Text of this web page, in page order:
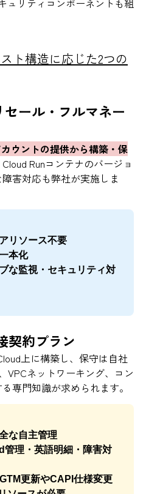
ュリティコンポーネントも組
ト構造に応じた2つの
ール・フルマネー
ウントの提供から構築・保
Cloud Runコンテナのバージョ
害対応も弊社が実施しま
リソース不要
本化
な監視・セキュリティ対
契約プラン
上に構築し、保守は自社
VPCネットワーキング、コン
専門知識が求められます。
な自主管理
理・英語明細・障害対
更新やCAPI仕様変更